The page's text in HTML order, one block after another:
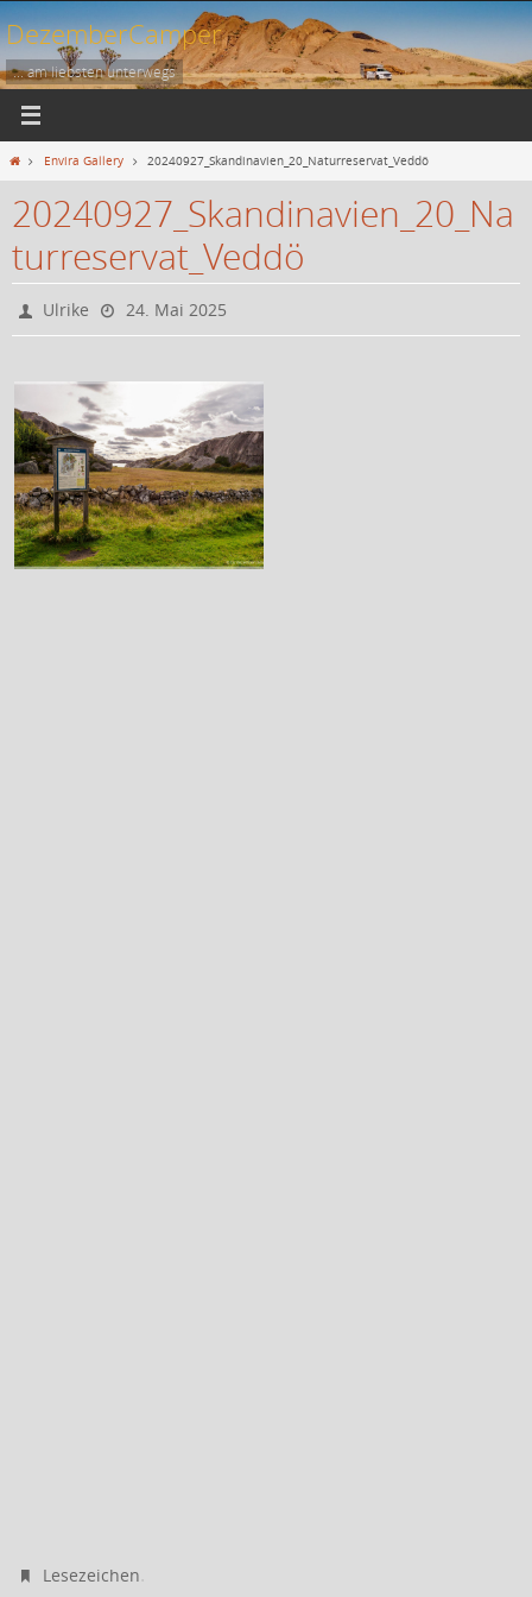
Zum
Inhalt
springen
DezemberCamper
... am liebsten unterwegs
StartEnvira Gallery 20240927_Skandinavien_20_Naturreservat_Veddö
20240927_Skandinavien_20_Na
turreservat_Veddö
Ulrike 24. Mai 2025
Lesezeichen.